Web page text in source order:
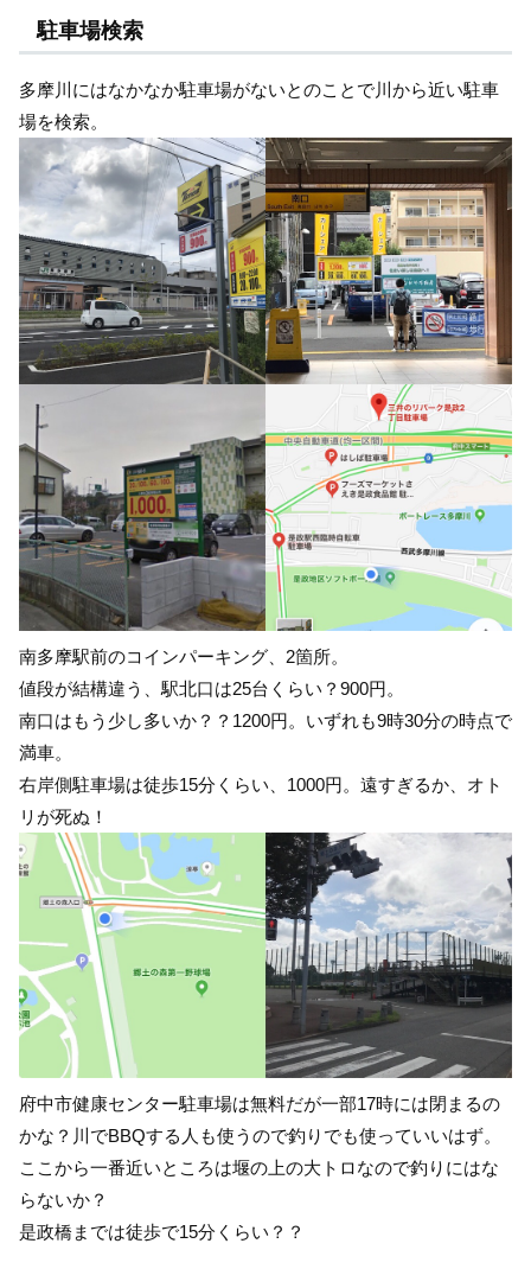
駐車場検索
多摩川にはなかなか駐車場がないとのことで川から近い駐車
場を検索。
南多摩駅前のコインパーキング、2箇所。
値段が結構違う、駅北口は25台くらい？900円。
南口はもう少し多いか？？1200円。いずれも9時30分の時点で
満車。
右岸側駐車場は徒歩15分くらい、1000円。遠すぎるか、オト
リが死ぬ！
府中市健康センター駐車場は無料だが一部17時には閉まるの
かな？川でBBQする人も使うので釣りでも使っていいはず。
ここから一番近いところは堰の上の大トロなので釣りにはな
らないか？
是政橋までは徒歩で15分くらい？？